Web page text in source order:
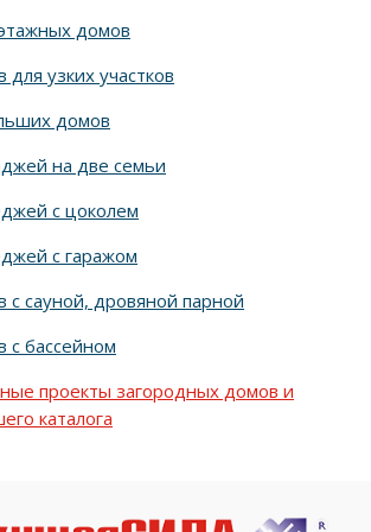
стиле
стиле с террасой
домов
узких участков
домов
на две семьи
с цоколем
с гаражом
сауной, дровяной парной
с бассейном
проекты загородных домов и
каталога